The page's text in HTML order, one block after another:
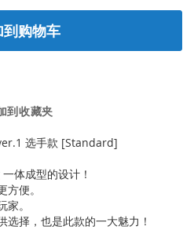
到购物车
到收藏夹
选手款 [Standard]
体成型的设计！
便。
。
选择，也是此款的一大魅力！